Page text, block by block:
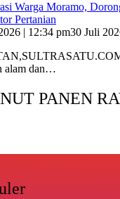
Warga Moramo,
Pertanian
| 12:34 pm30 Juli
alam dan…
PANEN